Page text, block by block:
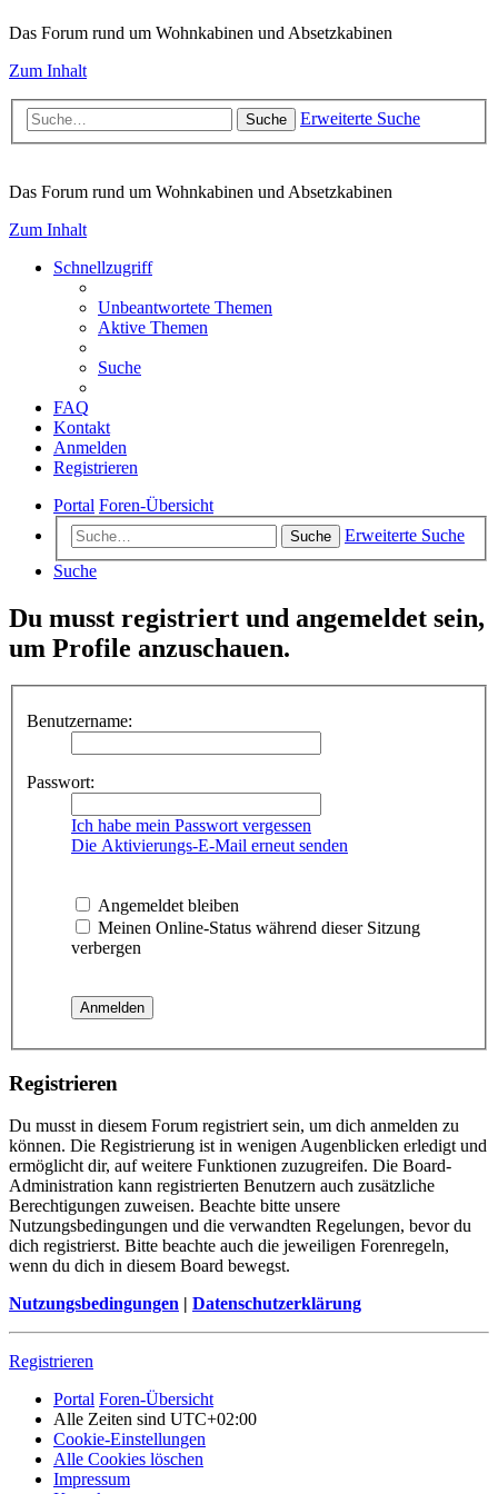
Das Forum rund um Wohnkabinen und Absetzkabinen
Zum Inhalt
Suche Erweiterte Suche
Das Forum rund um Wohnkabinen und Absetzkabinen
Zum Inhalt
Schnellzugriff
Unbeantwortete Themen
Aktive Themen
Suche
FAQ
Kontakt
Anmelden
Registrieren
Portal Foren-Übersicht
Suche
Erweiterte Suche
Suche
Du musst registriert und angemeldet sein,
um Profile anzuschauen.
Benutzername:
Passwort:
Ich habe mein Passwort vergessen
Die Aktivierungs-E-Mail erneut senden
Angemeldet bleiben
Meinen Online-Status während dieser Sitzung
verbergen
Registrieren
Du musst in diesem Forum registriert sein, um dich anmelden zu
können. Die Registrierung ist in wenigen Augenblicken erledigt und
ermöglicht dir, auf weitere Funktionen zuzugreifen. Die Board-
Administration kann registrierten Benutzern auch zusätzliche
Berechtigungen zuweisen. Beachte bitte unsere
Nutzungsbedingungen und die verwandten Regelungen, bevor du
dich registrierst. Bitte beachte auch die jeweiligen Forenregeln,
wenn du dich in diesem Board bewegst.
Nutzungsbedingungen
Datenschutzerklärung
Registrieren
Portal Foren-Übersicht
Alle Zeiten sind UTC+02:00
Cookie-Einstellungen
Alle Cookies löschen
Impressum